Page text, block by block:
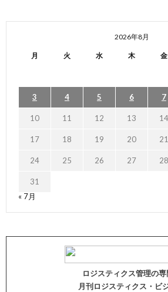
2026年8月
月 火 水 木 金
3 4 5 6 7
10 11 12 13 14
17 18 19 20 21
24 25 26 27 28
31
« 7月
ロジスティクス管理の専
月刊ロジスティクス・ビ